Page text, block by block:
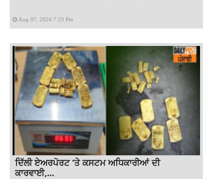
Aug 07, 2026 7:23 Pm
ਦਿੱਲੀ ਏਅਰਪੋਰਟ ‘ਤੇ ਕਸਟਮ ਅਧਿਕਾਰੀਆਂ ਦੀ
ਕਾਰਵਾਈ,...